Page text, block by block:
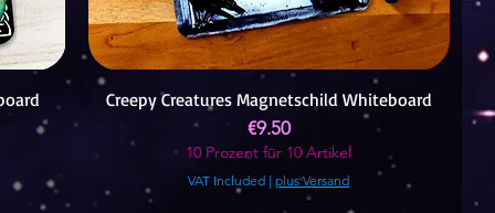
Creepy Creatures Magnetschild Whiteboard
Price
€9.50
10 Prozent für 10 Artikel
VAT Included |plus Versand